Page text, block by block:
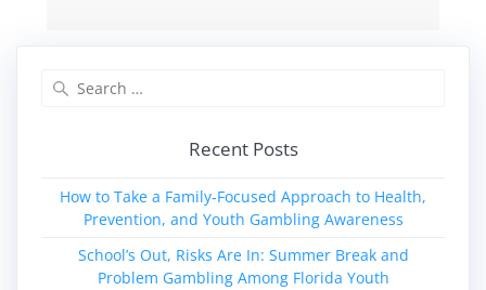
Recent Posts
How to Take a Family‑Focused Approach to Health,
Prevention, and Youth Gambling Awareness
School’s Out, Risks Are In: Summer Break and
Problem Gambling Among Florida Youth